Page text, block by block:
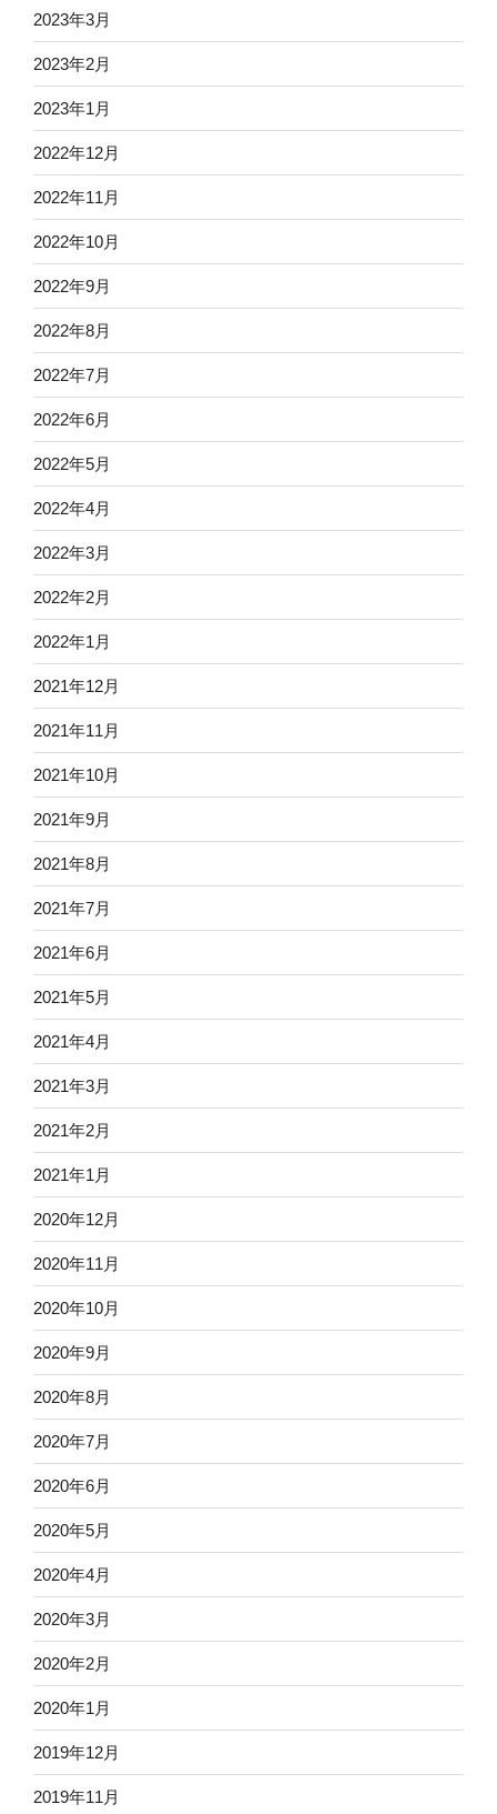
2023年3月
2023年2月
2023年1月
2022年12月
2022年11月
2022年10月
2022年9月
2022年8月
2022年7月
2022年6月
2022年5月
2022年4月
2022年3月
2022年2月
2022年1月
2021年12月
2021年11月
2021年10月
2021年9月
2021年8月
2021年7月
2021年6月
2021年5月
2021年4月
2021年3月
2021年2月
2021年1月
2020年12月
2020年11月
2020年10月
2020年9月
2020年8月
2020年7月
2020年6月
2020年5月
2020年4月
2020年3月
2020年2月
2020年1月
2019年12月
2019年11月